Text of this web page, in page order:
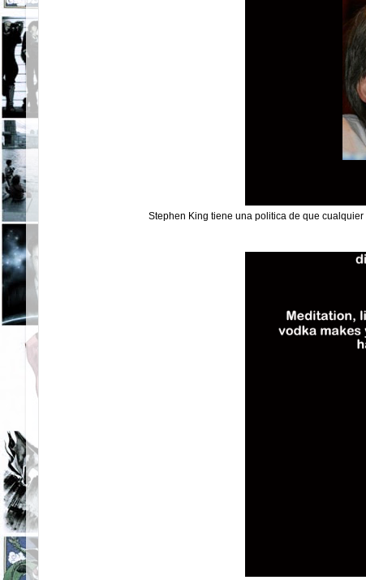
Stephen King tiene una politica de que